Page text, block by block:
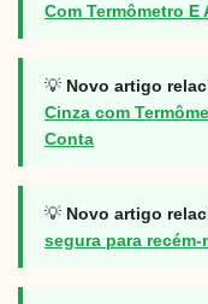
Com Termômetro
💡 Novo artigo
Cinza com
Conta
💡 Novo artigo
segura para